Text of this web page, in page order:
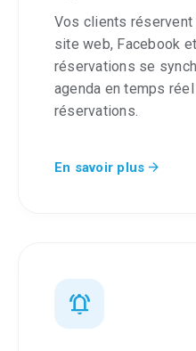
Vos clients
site web, Facebook
réservations se
agenda en temps
réservations.
En savoir plus arrow_forward
notifications_active